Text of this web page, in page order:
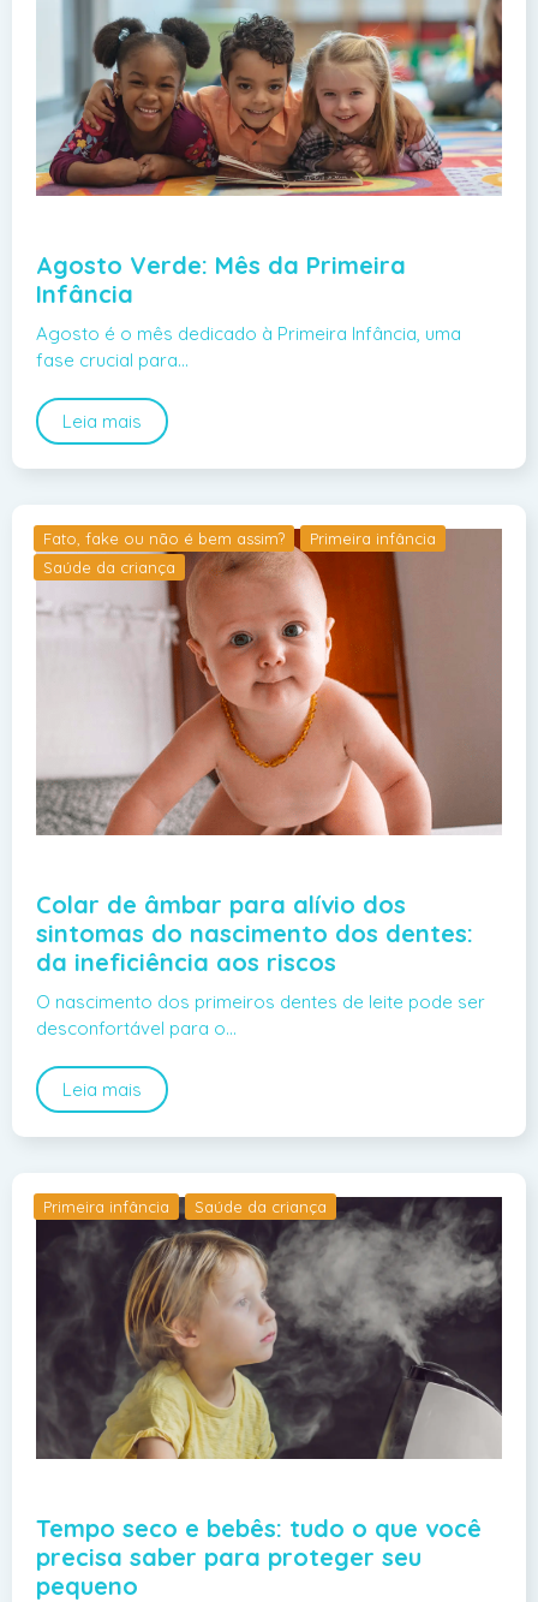
Agosto Verde: Mês da Primeira
Infância
Agosto é o mês dedicado à Primeira Infância, uma
fase crucial para…
Leia mais
Fato, fake ou não é bem assim?
Primeira infância
Saúde da criança
Colar de âmbar para alívio dos
sintomas do nascimento dos dentes:
da ineficiência aos riscos
O nascimento dos primeiros dentes de leite pode ser
desconfortável para o…
Leia mais
Primeira infância Saúde da criança
Tempo seco e bebês: tudo o que você
precisa saber para proteger seu
pequeno